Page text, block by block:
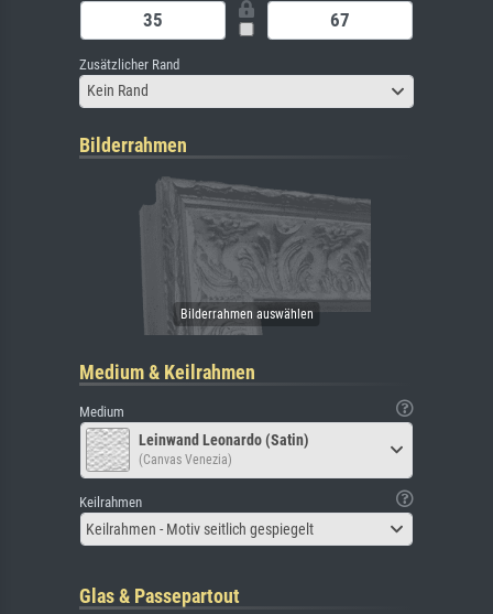
Zusätzlicher Rand
Kein Rand
Bilderrahmen
Medium & Keilrahmen
Medium
Leinwand Leonardo (Satin)
(Canvas Venezia)
Keilrahmen
Keilrahmen - Motiv seitlich gespiegelt
Glas & Passepartout